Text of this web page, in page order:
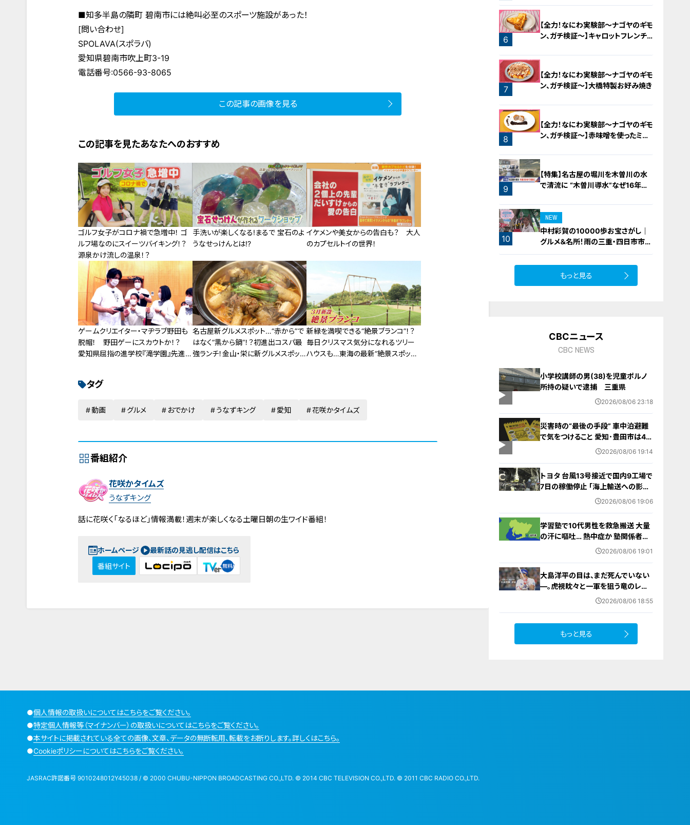
■知多半島の隣町 碧南市には絶叫必至のスポーツ施設があった！
[問い合わせ]
SPOLAVA(スポラバ)
愛知県碧南市吹上町3-19
電話番号:0566-93-8065
この記事の画像を見る
この記事を見たあなたへのおすすめ
ゴルフ女子がコロナ禍で急増中！ ゴ
ルフ場なのにスイーツバイキング！？
源泉かけ流しの温泉！？
手洗いが楽しくなる!まるで 宝石のよ
うなせっけんとは!?
イケメンや美女からの告白も？ 大人
のカプセルトイの世界！
ゲームクリエイター・マヂラブ野田も
脱帽！ 野田ゲーにスカウトか！？
愛知県屈指の進学校『滝学園』先進
名古屋新グルメスポット…“赤から”で
はなく“黒から鍋”！？初進出コスパ最
強ランチ！金山・栄に新グルメスポット
新緑を満喫できる“絶景ブランコ”！？
毎日クリスマス気分になれるツリー
ハウスも…東海の最新“絶景スポッ
タグ
動画 グルメ おでかけ うなずキング 愛知 花咲かタイムズ
番組紹介
花咲かタイムズ
うなずキング
話に花咲く「なるほど」情報満載！週末が楽しくなる土曜日朝の生ワイド番組！
ホームページ
番組サイト
最新話の見逃し配信はこちら
6
【全力！なにわ実験部～ナゴヤのギモ
ン、ガチ検証～】キャロットフレンチ
7
【全力！なにわ実験部～ナゴヤのギモ
ン、ガチ検証～】大橋特製お好み焼き
8
【全力！なにわ実験部～ナゴヤのギモ
ン、ガチ検証～】赤味噌を使ったミル
9
【特集】名古屋の堀川を木曽川の水
で清流に “木曽川導水”なぜ16年ぶ
10
NEW
中村彩賀の10000歩お宝さがし｜
グルメ＆名所！雨の三重・四日市市で
お宝探し【チャント！特集】
もっと見る
CBCニュース
CBC NEWS
小学校講師の男(38)を児童ポルノ
所持の疑いで逮捕 三重県
2026/08/06 23:18
災害時の“最後の手段” 車中泊避難
で気をつけること 愛知･豊田市は4年
前からマニュアル作成 最悪の場合2026/08/06 19:14
トヨタ 台風13号接近で国内9工場で
7日の稼働停止 ｢海上輸送への影響
を踏まえ判断｣ 夏季連休明けの17日
2026/08/06 19:06
学習塾で10代男性を救急搬送 大量
の汗に嘔吐… 熱中症か 塾関係者が
消防に通報 名古屋 2026/08/06 19:01
大島洋平の目は、まだ死んでいない
―。虎視眈々と一軍を狙う竜のレジ
ェンドが明かした現状とドラゴンズ
2026/08/06 18:55
もっと見る
●個人情報の取扱いについてはこちらをご覧ください。
●特定個人情報等（マイナンバー）の取扱いについてはこちらをご覧ください。
●本サイトに掲載されている全ての画像、文章、データの無断転用、転載をお断りします。詳しくはこちら。
●Cookieポリシーについてはこちらをご覧ください。
JASRAC許諾番号 9010248012Y45038 / © 2000 CHUBU-NIPPON BROADCASTING CO.,LTD. © 2014 CBC TELEVISION CO.,LTD. © 2011 CBC RADIO CO.,LTD.